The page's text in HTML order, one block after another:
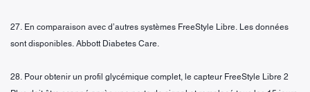
27. En comparaison avec d’autres systèmes FreeStyle Libre. Les données
sont disponibles. Abbott Diabetes Care.
28. Pour obtenir un profil glycémique complet, le capteur FreeStyle Libre 2